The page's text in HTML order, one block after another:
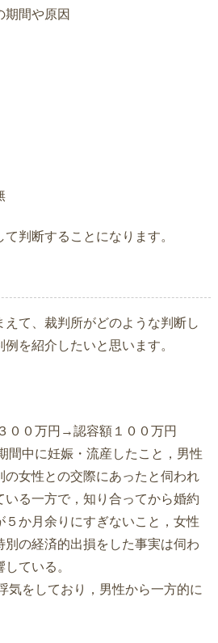
期間や原因
判断することになります。
えて、裁判所がどのような判断し
を紹介したいと思います。
００万円→認容額１００万円
間中に妊娠・流産したこと，男性
の女性との交際にあったと伺われ
いる一方で，知り合ってから婚約
か月余りにすぎないこと，女性
別の経済的出損をした事実は伺わ
ている。
気をしており，男性から一方的に